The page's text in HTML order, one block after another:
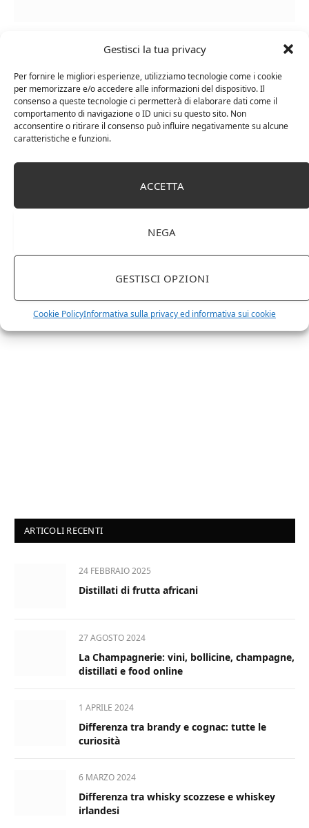
Gestisci la tua privacy
Per fornire le migliori esperienze, utilizziamo tecnologie come i cookie
per memorizzare e/o accedere alle informazioni del dispositivo. Il
consenso a queste tecnologie ci permetterà di elaborare dati come il
comportamento di navigazione o ID unici su questo sito. Non
acconsentire o ritirare il consenso può influire negativamente su alcune
caratteristiche e funzioni.
ACCETTA
NEGA
GESTISCI OPZIONI
Cookie PolicyInformativa sulla privacy ed informativa sui cookie
PUBBLICITÀ
Ti occupi della produzione e vendita di vini, spumanti,
prodotti o prodotti per enologia, distillazione, birra?
Non hai un sito web o vuoi un restyling del tuo sito
Sei interessato a comparire in queste pagine?Contattaci,
sarai ricontattato al più presto.
ARTICOLI RECENTI
24 FEBBRAIO 2025
Distillati di frutta africani
27 AGOSTO 2024
La Champagnerie: vini, bollicine, champagne,
distillati e food online
1 APRILE 2024
Differenza tra brandy e cognac: tutte le
curiosità
6 MARZO 2024
Differenza tra whisky scozzese e whiskey
irlandesi